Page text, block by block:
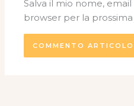
Salva il mio nome,
browser per la